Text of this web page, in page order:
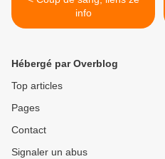
info
Hébergé par Overblog
Top articles
Pages
Contact
Signaler un abus